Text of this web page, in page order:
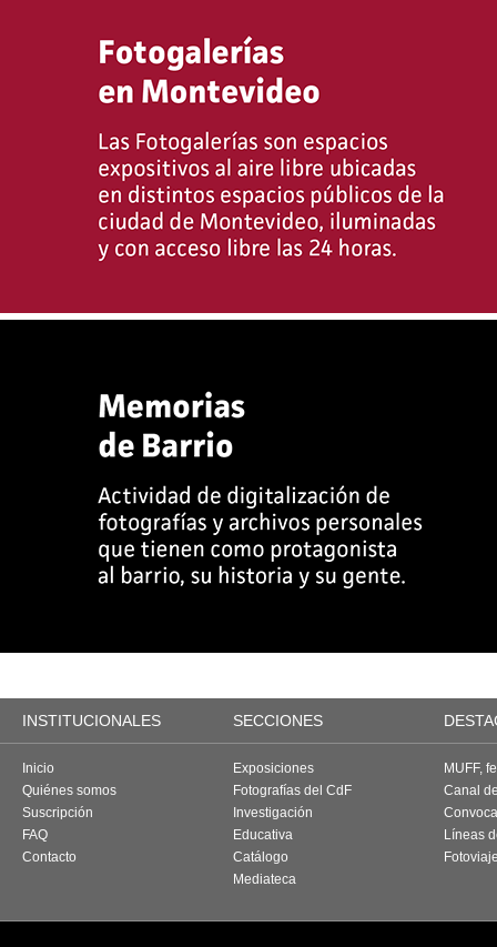
INSTITUCIONALES SECCIONES
Inicio
Quiénes somos
Suscripción
FAQ
Contacto
Exposiciones
Fotografías del CdF
Investigación
Educativa
Catálogo
Mediateca
MUFF,
Canal
Líneas